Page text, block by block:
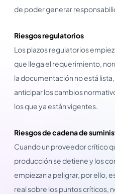
de poder generar
Riesgos regulatorios
Los plazos regulatorios
que llega el requerimiento,
la documentación no está
anticipar los cambios
los que ya están vigentes.
Riesgos de cadena de
Cuando un proveedor crítico
producción se detiene y los
empiezan a peligrar, por ello,
real sobre los puntos críticos,